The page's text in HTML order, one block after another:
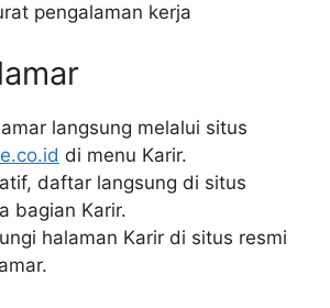
pengalaman kerja
langsung melalui situs
di menu Karir.
daftar langsung di situs
bagian Karir.
halaman Karir di situs resmi